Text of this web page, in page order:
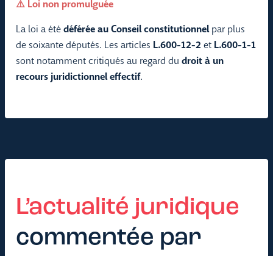
⚠️ Loi non promulguée
La loi a étédéférée au Conseil constitutionnelpar plus
de soixante députés. Les articles L.600-12-2 et L.600-1-1
sont notamment critiqués au regard du droit à un
recours juridictionnel effectif.
L’actualité juridique
commentée par